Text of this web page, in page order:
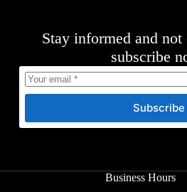
Stay informed and
subscribe
Subscribe
Business Hours